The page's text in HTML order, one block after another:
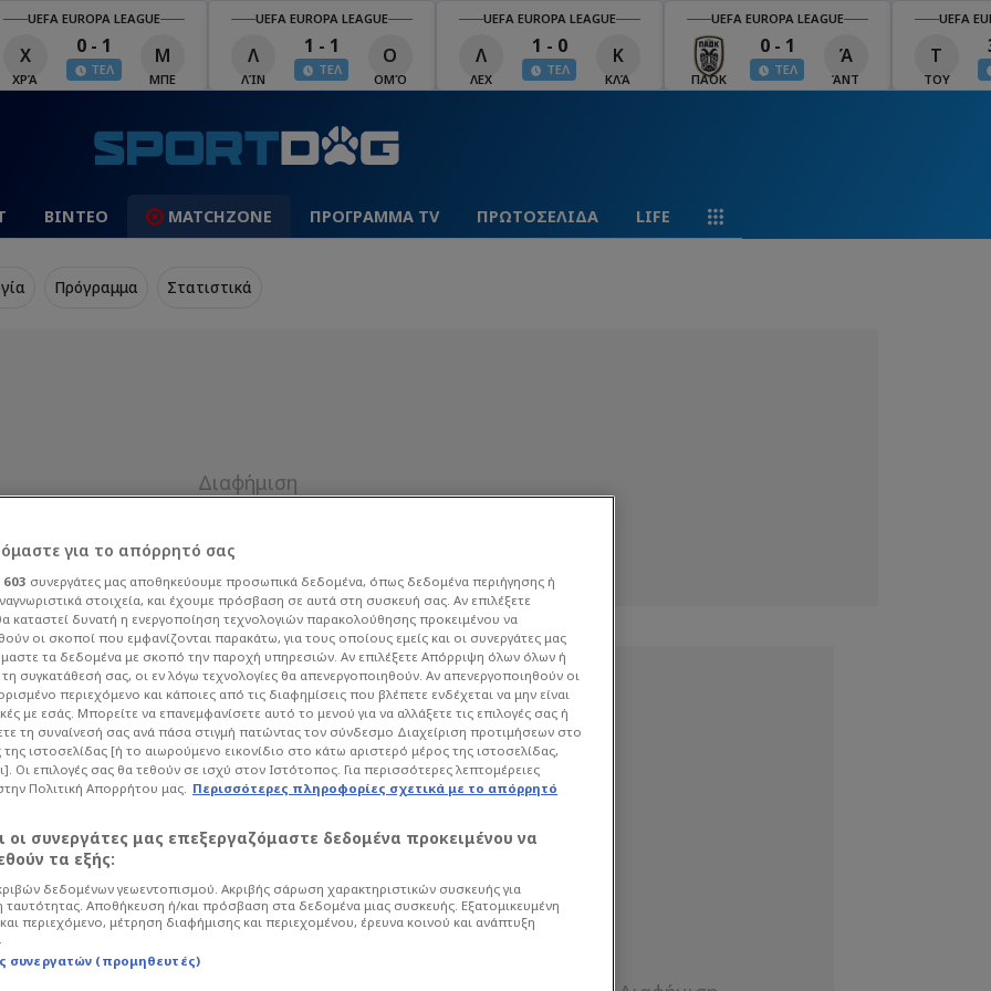
UEFA EUROPA LEAGUE
Χ
ΧΡΆ
0 - 1
ΤΕΛ
Μ
ΜΠΕ
UEFA EUROPA LEAGUE
Λ
ΛΊΝ
1 - 1
ΤΕΛ
Ο
ΟΜΌ
UEFA EUROPA LEAGUE
Λ
ΛΕΧ
1 - 0
ΤΕΛ
Κ
ΚΛΆ
UEFA EUROPA LEAGUE
ΠΑΟΚ
0 - 1
ΤΕΛ
Ά
ΆΝΤ
UEFA
Τ
ΤΟΥ
ΒΙΝΤΕΟ MATCHZONE ΠΡΟΓΡΑΜΜΑ TV ΠΡΩΤΟΣΕΛΙΔΑ LIFE
Πρόγραμμα Στατιστικά
από Πέρεθ για
Ποδόσφαιρο La Liga
ο Φλορεντίνο Πέρεθ, κατά τη
Τύπου που παραχώρησε
για το απόρρητό σας
603 συνεργάτες μας αποθηκεύουμε προσωπικά δεδομένα, όπως δεδομένα περιήγησης ή
στοιχεία, και έχουμε πρόσβαση σε αυτά στη συσκευή σας. Αν επιλέξετε
καταστεί δυνατή η ενεργοποίηση τεχνολογιών παρακολούθησης προκειμένου να
οι σκοποί που εμφανίζονται παρακάτω, για τους οποίους εμείς και οι συνεργάτες μας
τα δεδομένα με σκοπό την παροχή υπηρεσιών. Αν επιλέξετε Απόρριψη όλων όλων ή
συγκατάθεσή σας, οι εν λόγω τεχνολογίες θα απενεργοποιηθούν. Αν απενεργοποιηθούν οι
περιεχόμενο και κάποιες από τις διαφημίσεις που βλέπετε ενδέχεται να μην είναι
με εσάς. Μπορείτε να επανεμφανίσετε αυτό το μενού για να αλλάξετε τις επιλογές σας ή
τη συναίνεσή σας ανά πάσα στιγμή πατώντας τον σύνδεσμο Διαχείριση προτιμήσεων στο
ιστοσελίδας [ή το αιωρούμενο εικονίδιο στο κάτω αριστερό μέρος της ιστοσελίδας,
Οι επιλογές σας θα τεθούν σε ισχύ στον Ιστότοπος. Για περισσότερες λεπτομέρειες
Πολιτική Απορρήτου μας. Περισσότερες πληροφορίες σχετικά με το απόρρητό
οι συνεργάτες μας επεξεργαζόμαστε δεδομένα προκειμένου να
τα εξής:
δεδομένων γεωεντοπισμού. Ακριβής σάρωση χαρακτηριστικών συσκευής για
ταυτότητας. Αποθήκευση ή/και πρόσβαση στα δεδομένα μιας συσκευής. Εξατομικευμένη
περιεχόμενο, μέτρηση διαφήμισης και περιεχομένου, έρευνα κοινού και ανάπτυξη
συνεργατών (προμηθευτές)